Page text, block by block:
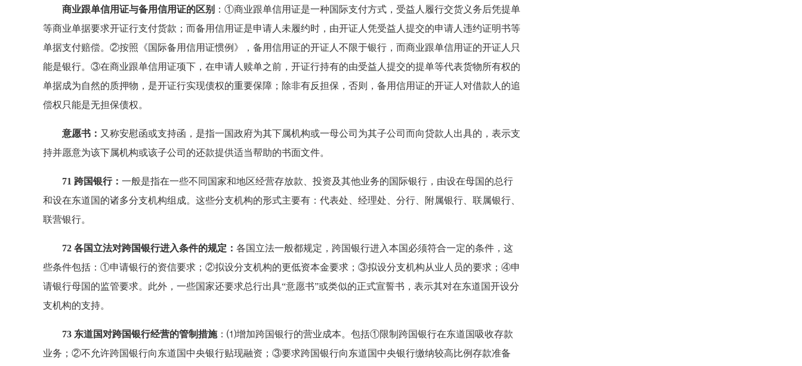
商业跟单信用证与备用信用证的区别 ：①商业跟单信用证是一种国际支付方式，受益人履行交货义务后凭提单
等商业单据要求开证行支付货款；而备用信用证是申请人未履约时，由开证人凭受益人提交的申请人违约证明书等
单据支付赔偿。②按照《国际备用信用证惯例》，备用信用证的开证人不限于银行，而商业跟单信用证的开证人只
能是银行。③在商业跟单信用证项下，在申请人赎单之前，开证行持有的由受益人提交的提单等代表货物所有权的
单据成为自然的质押物，是开证行实现债权的重要保障；除非有反担保，否则，备用信用证的开证人对借款人的追
偿权只能是无担保债权。
意愿书： 又称安慰函或支持函，是指一国政府为其下属机构或一母公司为其子公司而向贷款人出具的，表示支
持并愿意为该下属机构或该子公司的还款提供适当帮助的书面文件。
71 跨国银行： 一般是指在一些不同国家和地区经营存放款、投资及其他业务的国际银行，由设在母国的总行
和设在东道国的诸多分支机构组成。这些分支机构的形式主要有：代表处、经理处、分行、附属银行、联属银行、
联营银行。
72 各国立法对跨国银行进入条件的规定： 各国立法一般都规定，跨国银行进入本国必须符合一定的条件，这
些条件包括：①申请银行的资信要求；②拟设分支机构的更低资本金要求；③拟设分支机构从业人员的要求；④申
请银行母国的监管要求。此外，一些国家还要求总行出具“意愿书”或类似的正式宣誓书，表示其对在东道国开设分
支机构的支持。
73 东道国对跨国银行经营的管制措施：⑴增加跨国银行的营业成本。包括①限制跨国银行在东道国吸收存款
业务；②不允许跨国银行向东道国中央银行贴现融资；③要求跨国银行向东道国中央银行缴纳较高比例存款准备